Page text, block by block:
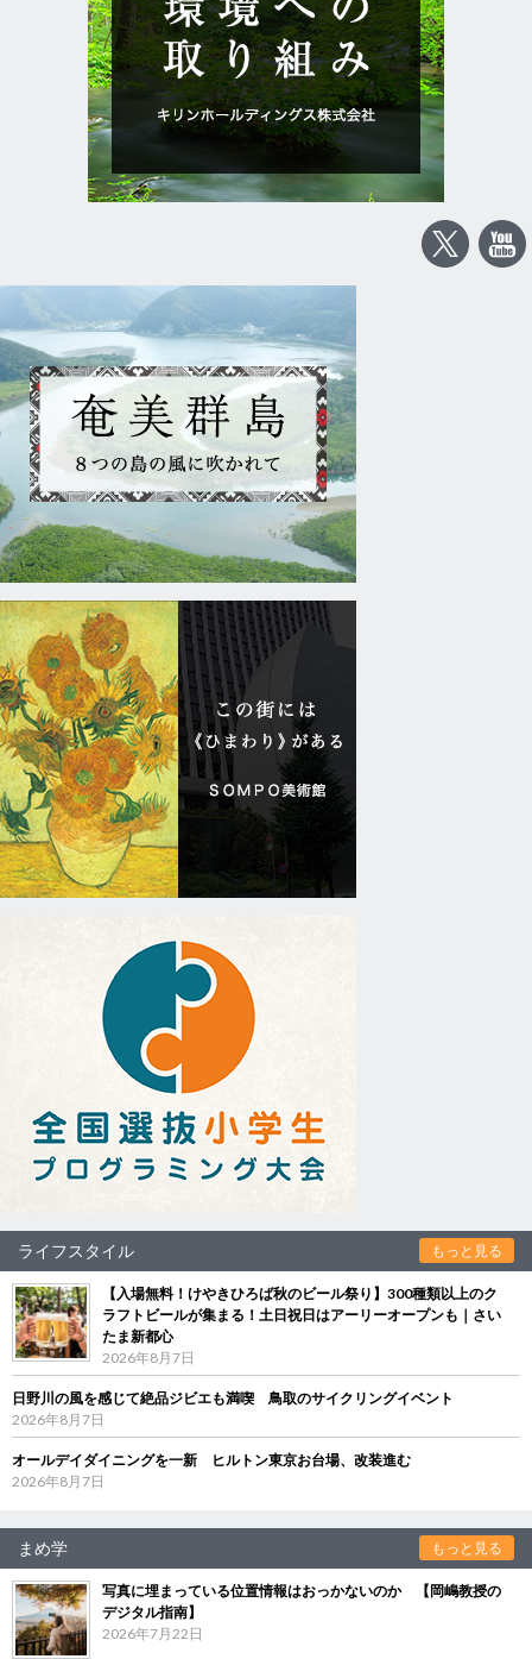
ライフスタイル もっと見る
【入場無料！けやきひろば秋のビール祭り】300種類以上のク
ラフトビールが集まる！土日祝日はアーリーオープンも｜さい
たま新都心
2026年8月7日
日野川の風を感じて絶品ジビエも満喫 鳥取のサイクリングイベント
2026年8月7日
オールデイダイニングを一新 ヒルトン東京お台場、改装進む
2026年8月7日
まめ学 もっと見る
写真に埋まっている位置情報はおっかないのか 【岡嶋教授の
デジタル指南】
2026年7月22日